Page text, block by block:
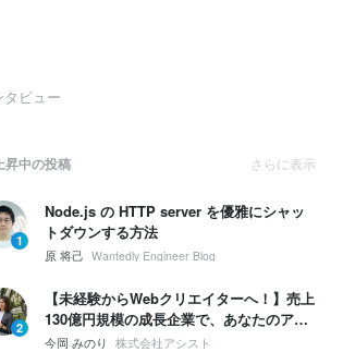
ビュー
昇中の投稿 さらに表示
1
Node.js の HTTP server を優雅にシャッ
トダウンする方法
原 将己 Wantedly Engineer Blog
2
【未経験からWebクリエイターへ！】売上
130億円規模の成長企業で、あなたのアイ
デアを形にする「WEB制作／コーダ...
今岡 みのり 株式会社アシスト